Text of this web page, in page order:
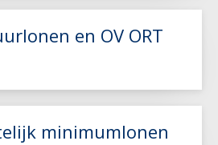
en OV ORT
minimumlonen